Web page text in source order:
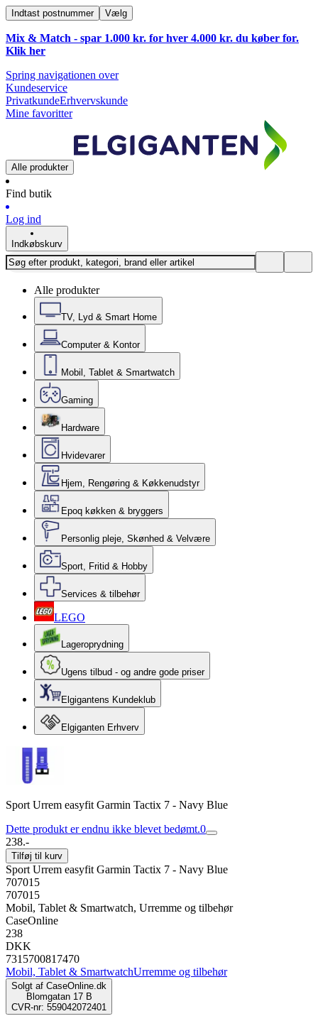
Indtast postnummer Vælg
Mix & Match - spar 1.000 kr. for hver 4.000 kr. du køber for.
Klik her
Spring navigationen over
Kundeservice
PrivatkundeErhvervskunde
Mine favoritter
Alle produkter
Find butik
Log ind
Indkøbskurv
Alle produkter
TV, Lyd & Smart Home
Computer & Kontor
Mobil, Tablet & Smartwatch
Gaming
Hardware
Hvidevarer
Hjem, Rengøring & Køkkenudstyr
Epoq køkken & bryggers
Personlig pleje, Skønhed & Velvære
Sport, Fritid & Hobby
Services & tilbehør
LEGO
Lageroprydning
Ugens tilbud - og andre gode priser
Elgigantens Kundeklub
Elgiganten Erhverv
Sport Urrem easyfit Garmin Tactix 7 - Navy Blue
Dette produkt er endnu ikke blevet bedømt.0
238.-
Tilføj til kurv
Sport Urrem easyfit Garmin Tactix 7 - Navy Blue
707015
707015
Mobil, Tablet & Smartwatch, Urremme og tilbehør
CaseOnline
238
DKK
7315700817470
Mobil, Tablet & SmartwatchUrremme og tilbehør
Solgt af CaseOnline.dk
Blomgatan 17 B
CVR-nr: 559042072401